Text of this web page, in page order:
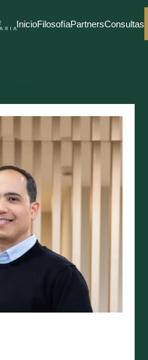
InicioFilosofíaPartnersConsultas